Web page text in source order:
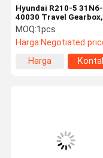
Hyundai R210-5 31N6-
40030 Travel Gearbox,
Gearbox Pengurangan
Tahan Lama
MOQ:1pcs
Harga:Negotiated
Harga